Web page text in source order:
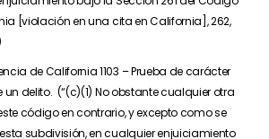
[violación en una cita en California], 262,
de California 1103 – Prueba de carácter
delito. (“(c)(1) No obstante cualquier otra
código en contrario, y excepto como se
subdivisión, en cualquier enjuiciamiento